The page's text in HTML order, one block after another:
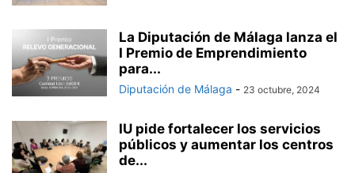
La Diputación de Málaga lanza el
I Premio de Emprendimiento
para...
Diputación de Málaga - 23 octubre, 2024
IU pide fortalecer los servicios
públicos y aumentar los centros
de...